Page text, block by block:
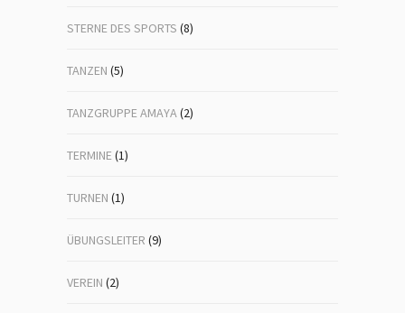
STERNE DES SPORTS (8)
TANZEN (5)
TANZGRUPPE AMAYA(2)
TERMINE(1)
TURNEN (1)
ÜBUNGSLEITER (9)
VEREIN (2)